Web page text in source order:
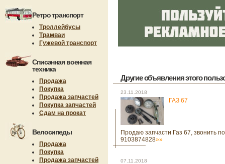
Ретро транспорт
Троллейбусы
Трамваи
Гужевой транспорт
Списанная военная
техника
Продажа
Покупка
Продажа запчастей
Покупка запчастей
Сдам на прокат
Велосипеды
Продажа
Покупка
Продажа запчастей
Другие объявления этого
23.11.2018
ГАЗ 67
Продаю запчасти Газ 67, звонить
9103874828»»
07.11.2018